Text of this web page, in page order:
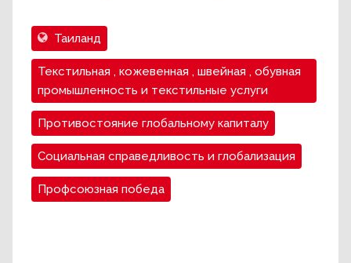
Таиланд
Текстильная , кожевенная , швейная , обувная
промышленность и текстильные услуги
Противостояние глобальному капиталу
Социальная справедливость и глобализация
Профсоюзная победа